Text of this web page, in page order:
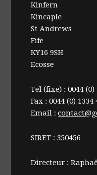
Kinfern
Kincaple
St Andrews
Fife
KY16 9SH
Ecosse
Tel (fixe) : 0044 (0)
Fax : 0044 (0) 1334
Email :
SIRET : 350456
Directeur :